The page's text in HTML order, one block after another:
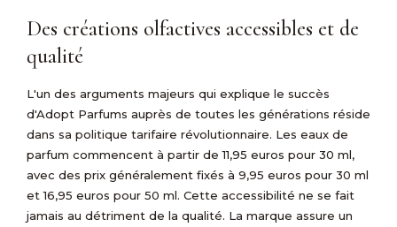
Des créations olfactives accessibles et de
qualité
L'un des arguments majeurs qui explique le succès
d'Adopt Parfums auprès de toutes les générations réside
dans sa politique tarifaire révolutionnaire. Les eaux de
parfum commencent à partir de 11,95 euros pour 30 ml,
avec des prix généralement fixés à 9,95 euros pour 30 ml
et 16,95 euros pour 50 ml. Cette accessibilité ne se fait
jamais au détriment de la qualité. La marque assure un